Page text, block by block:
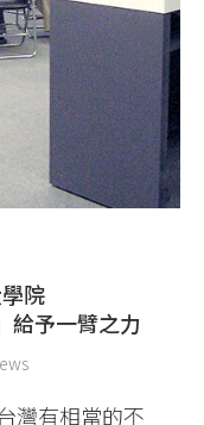
院
給予一臂之力
灣有相當的不